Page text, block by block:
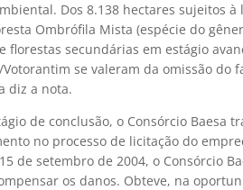
Dos 8.138 hectares sujeitos
Ombrófila Mista (espécie do
florestas secundárias em estágio
Votorantim se valeram da omissão
diz a nota.
de conclusão, o Consórcio Baesa
no processo de licitação do
de setembro de 2004, o Consórcio
os danos. Obteve, na